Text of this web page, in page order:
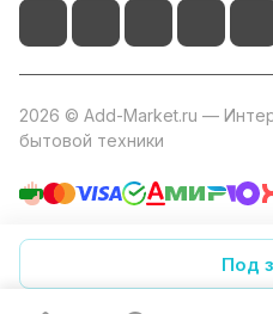
Под
2026 © Add-Market.ru —
бытовой техники
Конфиденциальность